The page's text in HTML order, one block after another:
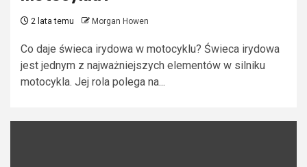
2 lata temu Morgan Howen
Co daje świeca irydowa w motocyklu? Świeca irydowa
jest jednym z najważniejszych elementów w silniku
motocykla. Jej rola polega na...